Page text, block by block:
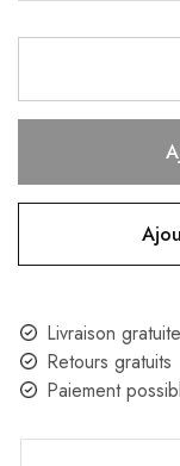
Livraison
Retours gratuits
Paiement